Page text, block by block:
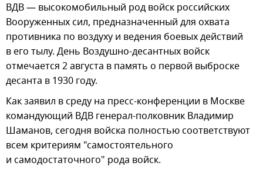
ВДВ — высокомобильный род войск российских
Вооруженных сил, предназначенный для охвата
противника по воздуху и ведения боевых действий
в его тылу. День Воздушно-десантных войск
отмечается 2 августа в память о первой выброске
десанта в 1930 году.
Как заявил в среду на пресс-конференции в Москве
командующий ВДВ генерал-полковник Владимир
Шаманов, сегодня войска полностью соответствуют
всем критериям "самостоятельного
и самодостаточного" рода войск.